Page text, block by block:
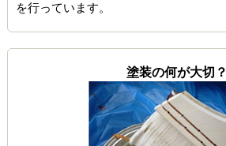
を行っています。
塗装の何が大切？